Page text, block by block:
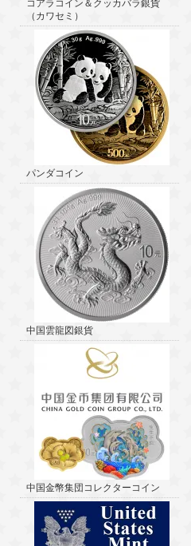
コアラコイン＆クッカバラ銀貨
（カワセミ）
パンダコイン
中国雲龍図銀貨
中国金幣集団コレクターコイン